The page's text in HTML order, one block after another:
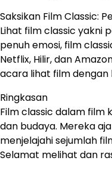
Saksikan Film Classic:
Lihat film classic yakni
penuh emosi, film
Netflix, Hilir, dan
acara lihat film dengan
Ringkasan
Film classic dalam film
dan budaya. Mereka
menjelajahi sejumlah
Selamat melihat dan